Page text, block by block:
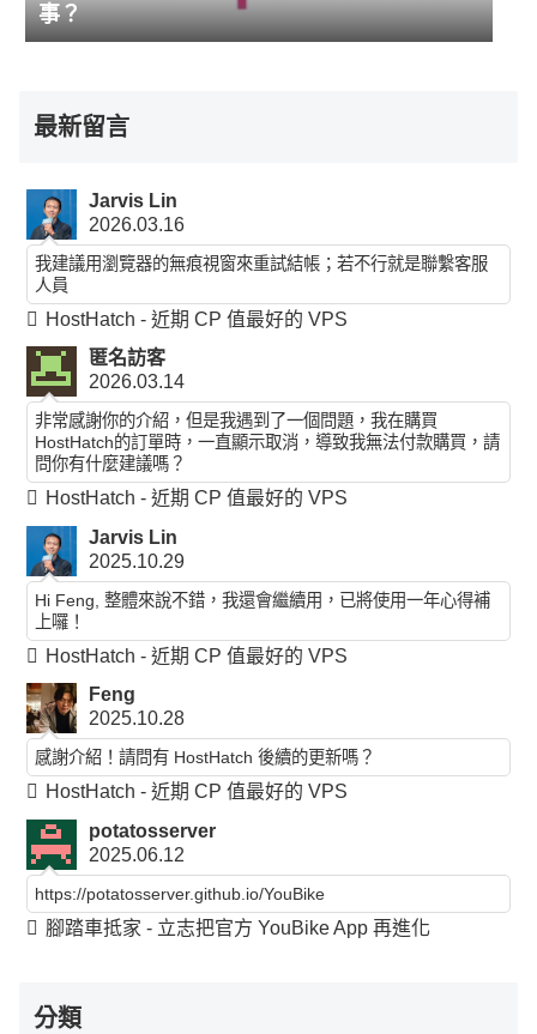
事？
最新留言
Jarvis Lin
2026.03.16
我建議用瀏覽器的無痕視窗來重試結帳；若不行就是聯繫客服
人員
HostHatch - 近期 CP 值最好的 VPS
匿名訪客
2026.03.14
非常感謝你的介紹，但是我遇到了一個問題，我在購買
HostHatch的訂單時，一直顯示取消，導致我無法付款購買，請
問你有什麼建議嗎？
HostHatch - 近期 CP 值最好的 VPS
Jarvis Lin
2025.10.29
Hi Feng, 整體來說不錯，我還會繼續用，已將使用一年心得補
上囉！
HostHatch - 近期 CP 值最好的 VPS
Feng
2025.10.28
感謝介紹！請問有 HostHatch 後續的更新嗎？
HostHatch - 近期 CP 值最好的 VPS
potatosserver
2025.06.12
https://potatosserver.github.io/YouBike
腳踏車抵家 - 立志把官方 YouBike App 再進化
分類